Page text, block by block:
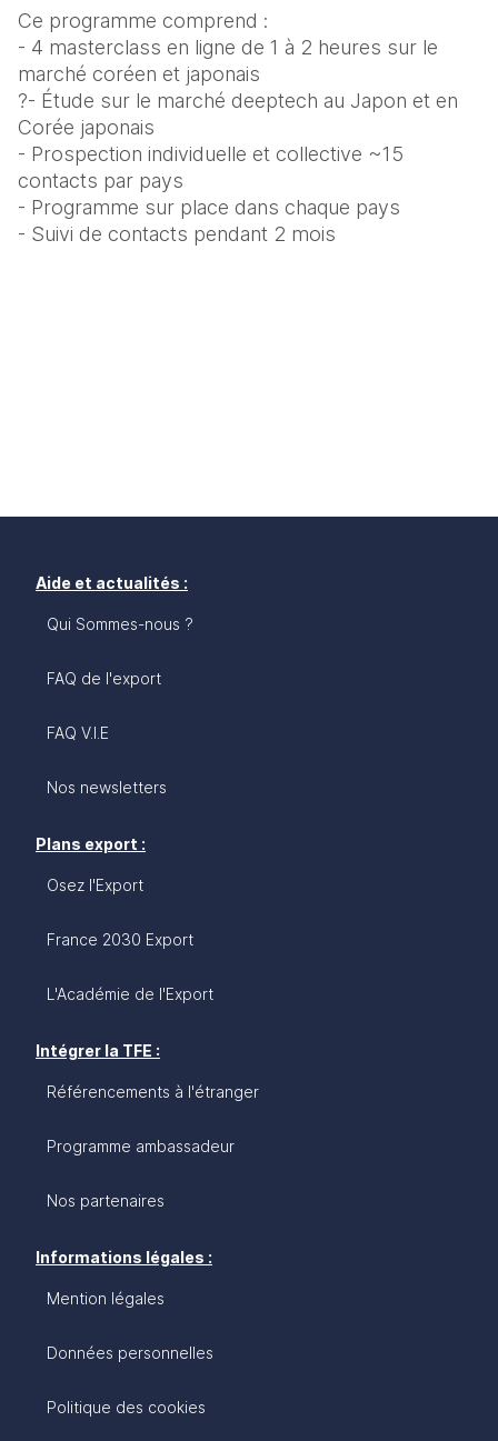
Ce programme comprend :
- 4 masterclass en ligne de 1 à 2 heures sur le
marché coréen et japonais
?- Étude sur le marché deeptech au Japon et en
Corée japonais
- Prospection individuelle et collective ~15
contacts par pays
- Programme sur place dans chaque pays
- Suivi de contacts pendant 2 mois
Aide et actualités :
Qui Sommes-nous ?
FAQ de l'export
FAQ V.I.E
Nos newsletters
Plans export :
Osez l'Export
France 2030 Export
L'Académie de l'Export
Intégrer la TFE :
Référencements à l'étranger
Programme ambassadeur
Nos partenaires
Informations légales :
Mention légales
Données personnelles
Politique des cookies